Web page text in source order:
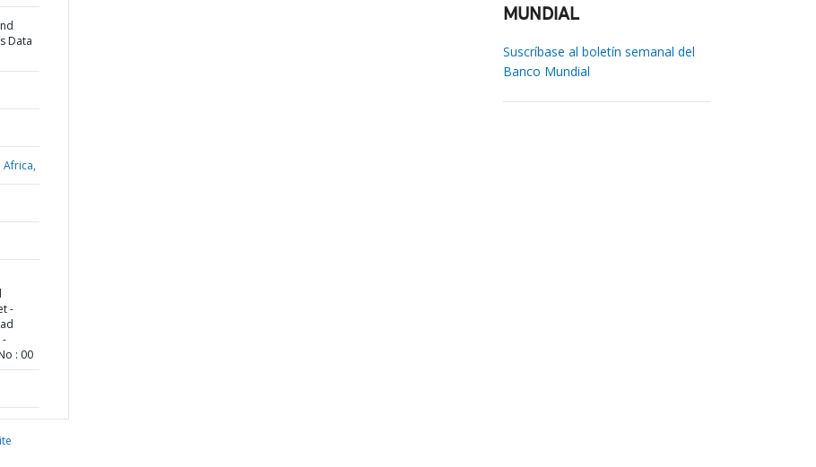
Data
Africa,
-
-
: 00
MUNDIAL
Suscríbase al boletín semanal del
Banco Mundial